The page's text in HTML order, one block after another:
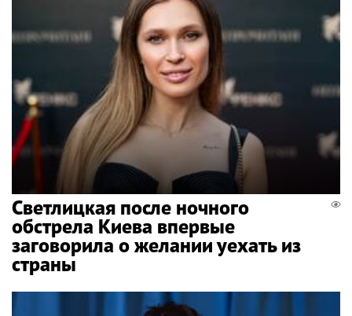
Светлицкая после ночного
обстрела Киева впервые
заговорила о желании уехать из
страны